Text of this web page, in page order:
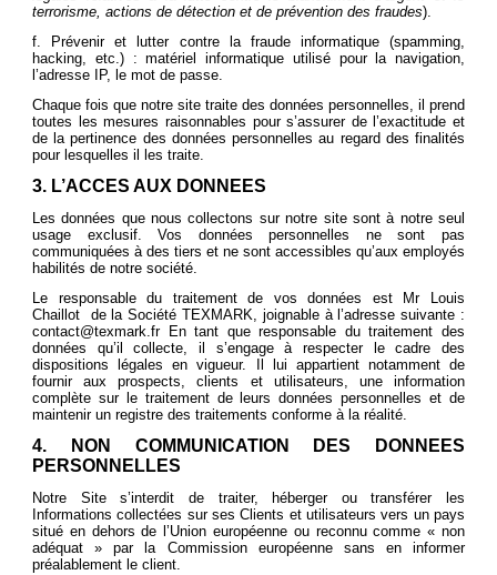
terrorisme, actions de détection et de prévention des fraudes).
f. Prévenir et lutter contre la fraude informatique (spamming,
hacking, etc.) : matériel informatique utilisé pour la navigation,
l’adresse IP, le mot de passe.
Chaque fois que notre site traite des données personnelles, il prend
toutes les mesures raisonnables pour s’assurer de l’exactitude et
de la pertinence des données personnelles au regard des finalités
pour lesquelles il les traite.
3. L’ACCES AUX DONNEES
Les données que nous collectons sur notre site sont à notre seul
usage exclusif. Vos données personnelles ne sont pas
communiquées à des tiers et ne sont accessibles qu’aux employés
habilités de notre société.
Le responsable du traitement de vos données est Mr Louis
Chaillot de la Société TEXMARK, joignable à l’adresse suivante :
contact@texmark.fr En tant que responsable du traitement des
données qu’il collecte, il s’engage à respecter le cadre des
dispositions légales en vigueur. Il lui appartient notamment de
fournir aux prospects, clients et utilisateurs, une information
complète sur le traitement de leurs données personnelles et de
maintenir un registre des traitements conforme à la réalité.
4. NON COMMUNICATION DES DONNEES
PERSONNELLES
Notre Site s’interdit de traiter, héberger ou transférer les
Informations collectées sur ses Clients et utilisateurs vers un pays
situé en dehors de l’Union européenne ou reconnu comme « non
adéquat » par la Commission européenne sans en informer
préalablement le client.